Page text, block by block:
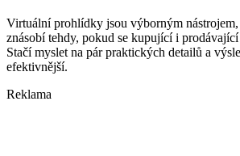
Virtuální prohlídky jsou výborným nástrojem,
znásobí tehdy, pokud se kupující i
Stačí myslet na pár praktických detailů a
efektivnější.
Reklama